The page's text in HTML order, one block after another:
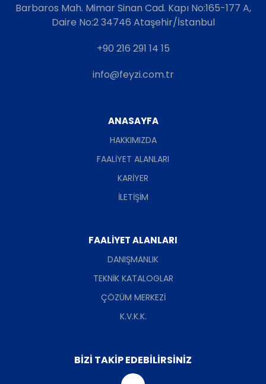
Barbaros Mah. Mimar Sinan Cad. Kapı No:165-177 A,
Daire No:2 34746 Ataşehir/İstanbul
+90 216 291 14 15
info@feyzi.com.tr
ANASAYFA
HAKKIMIZDA
FAALİYET ALANLARI
KARİYER
İLETİŞİM
FAALİYET ALANLARI
DANIŞMANLIK
TEKNİK KATALOGLAR
ÇÖZÜM MERKEZİ
K.V.K.K.
BİZİ TAKİP EDEBİLİRSİNİZ